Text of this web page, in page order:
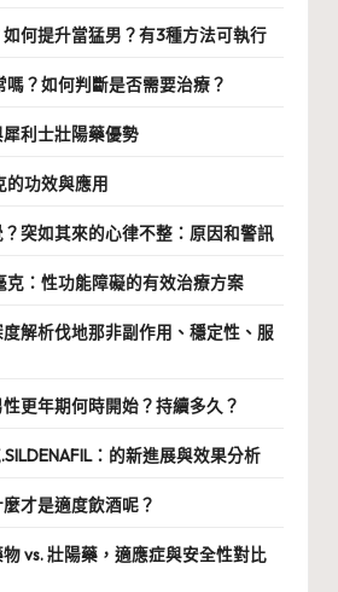
何提升當猛男？有3種方法可執行
？如何判斷是否需要治療？
利士壯陽藥優勢
功效與應用
突如其來的心律不整：原因和警訊
：性功能障礙的有效治療方案
解析伐地那非副作用、穩定性、服
更年期何時開始？持續多久？
：的新進展與效果分析
才是適度飲酒呢？
vs. 壯陽藥，適應症與安全性對比